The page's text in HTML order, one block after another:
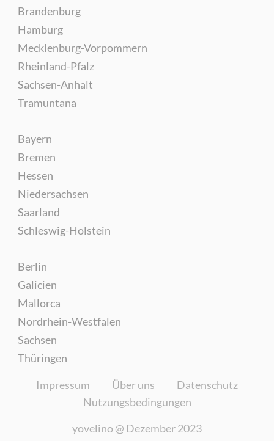
Brandenburg
Hamburg
Mecklenburg-Vorpommern
Rheinland-Pfalz
Sachsen-Anhalt
Tramuntana
Bayern
Bremen
Hessen
Niedersachsen
Saarland
Schleswig-Holstein
Berlin
Galicien
Mallorca
Nordrhein-Westfalen
Sachsen
Thüringen
Impressum Über uns
Datenschutz
Nutzungsbedingungen
yovelino @ Dezember 2023